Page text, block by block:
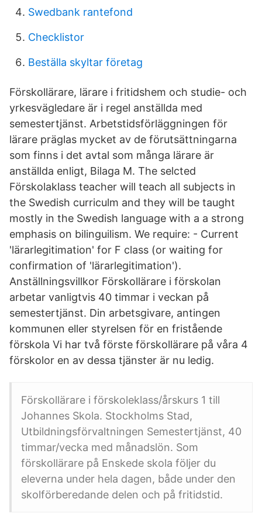
Swedbank rantefond
Checklistor
Beställa skyltar företag
Förskollärare, lärare i fritidshem och studie- och
yrkesvägledare är i regel anställda med
semestertjänst. Arbetstidsförläggningen för
lärare präglas mycket av de förutsättningarna
som finns i det avtal som många lärare är
anställda enligt, Bilaga M. The selcted
Förskolaklass teacher will teach all subjects in
the Swedish curriculm and they will be taught
mostly in the Swedish language with a a strong
emphasis on bilinguilism. We require: - Current
'lärarlegitimation' for F class (or waiting for
confirmation of 'lärarlegitimation').
Anställningsvillkor Förskollärare i förskolan
arbetar vanligtvis 40 timmar i veckan på
semestertjänst. Din arbetsgivare, antingen
kommunen eller styrelsen för en fristående
förskola Vi har två förste förskollärare på våra 4
förskolor en av dessa tjänster är nu ledig.
Förskollärare i förskoleklass/årskurs 1 till
Johannes Skola. Stockholms Stad,
Utbildningsförvaltningen Semestertjänst, 40
timmar/vecka med månadslön. Som
förskollärare på Enskede skola följer du
eleverna under hela dagen, både under den
skolförberedande delen och på fritidstid.